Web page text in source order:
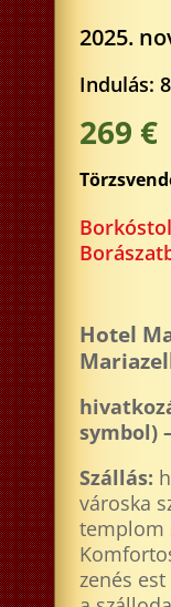
2025.
Indulás:
269 €
Hotel
symbol)
Szállás:
városka
templom
zenés